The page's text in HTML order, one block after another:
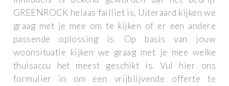
GREENROCK helaas failliet is. Uiteraard kijken we
graag met je mee om te kijken of er een andere
passende oplossing is. Op basis van jouw
woonsituatie kijken we graag met je mee welke
thuisaccu het meest geschikt is. Vul hier ons
formulier in om een vrijblijvende offerte te